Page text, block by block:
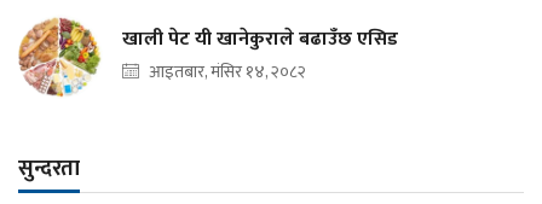
खाली पेट यी खानेकुराले बढाउँछ एसिड
आइतबार, मंसिर १४, २०८२
सुन्दरता